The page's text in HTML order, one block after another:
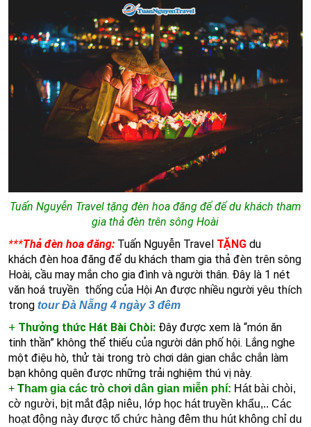
Tuấn Nguyễn Travel tặng đèn hoa đăng để để du khách tham
gia thả đèn trên sông Hoài
***Thả đèn hoa đăng: Tuấn Nguyễn Travel TẶNG du
khách đèn hoa đăng để du khách tham gia thả đèn trên sông
Hoài, cầu may mắn cho gia đình và người thân. Đây là 1 nét
văn hoá truyền thống của Hội An được nhiều người yêu thích
trongtour Đà Nẵng 4 ngày 3 đêm
+ Thưởng thức Hát Bài Chòi: Đây được xem là “món ăn
tinh thần” không thể thiếu của người dân phố hội. Lắng nghe
một điệu hò, thử tài trong trò chơi dân gian chắc chắn làm
bạn không quên được những trải nghiệm thú vị này.
+Tham gia các trò chơi dân gian miễn phí: Hát bài chòi,
cờ người, bịt mắt đập niêu, lớp học hát truyền khẩu,.. Các
hoạt động này được tổ chức hàng đêm thu hút không chỉ du